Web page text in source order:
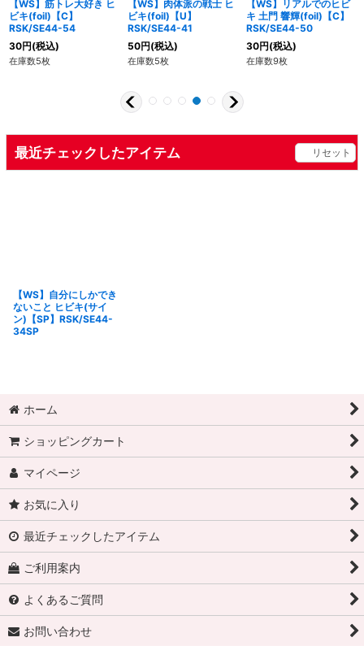
【WS】筋トレ大好き ヒ
ビキ(foil)【C】
RSK/SE44-54
30円(税込)
在庫数5枚
【WS】肉体派の戦士 ヒ
ビキ(foil)【U】
RSK/SE44-41
50円(税込)
在庫数5枚
【WS】リアルでのヒビ
キ 土門 響輝(foil)【C】
RSK/SE44-50
30円(税込)
在庫数9枚
最近チェックしたアイテム リセット
【WS】自分にしかでき
ないこと ヒビキ(サイ
ン)【SP】RSK/SE44-
34SP
ホーム
ショッピングカート
マイページ
お気に入り
最近チェックしたアイテム
ご利用案内
よくあるご質問
お問い合わせ